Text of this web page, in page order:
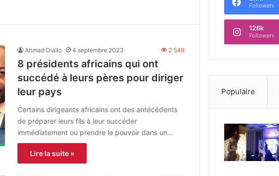
Ahmad Diallo 4 septembre 2023 2 549
8 présidents africains qui ont
succédé à leurs pères pour diriger
leur pays
Certains dirigeants africains ont des antécédents
de préparer leurs fils à leur succéder
immédiatement ou prendre le pouvoir dans un…
Lire la suite »
Followers
126k
Followers
Populaire